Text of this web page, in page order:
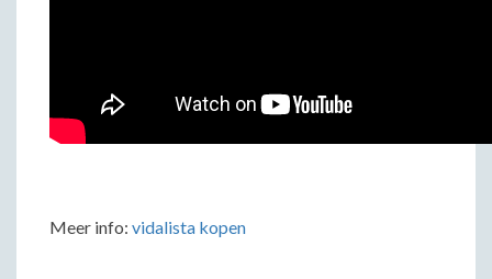
Meer info: vidalista kopen